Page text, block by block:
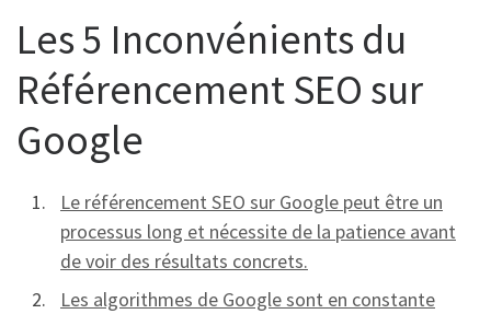
Les 5 Inconvénients du
Référencement SEO sur
Google
Le référencement SEO sur Google peut être un
processus long et nécessite de la patience avant
de voir des résultats concrets.
Les algorithmes de Google sont en constante